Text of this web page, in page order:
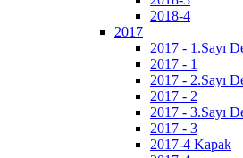
2018-4
2017
2017 - 1.Sayı
2017 - 1
2017 - 2.Sayı
2017 - 2
2017 - 3.Sayı
2017 - 3
2017-4 Kapak